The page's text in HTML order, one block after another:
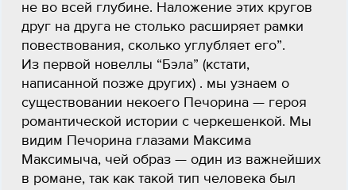
не во всей глубине. Наложение этих кругов
друг на друга не столько расширяет рамки
повествования, сколько углубляет его”.
Из первой новеллы “Бэла” (кстати,
написанной позже других) . мы узнаем о
существовании некоего Печорина — героя
романтической истории с черкешенкой. Мы
видим Печорина глазами Максима
Максимыча, чей образ — один из важнейших
в романе, так как такой тип человека был